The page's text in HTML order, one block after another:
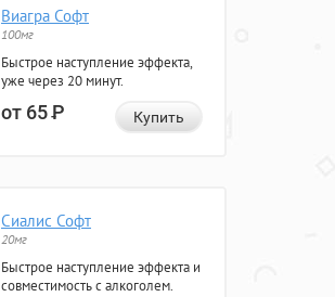
Виагра Софт
100мг
Быстрое наступление эффекта,
уже через 20 минут.
от 65Р Купить
Сиалис Софт
20мг
Быстрое наступление эффекта и
совместимость с алкоголем.